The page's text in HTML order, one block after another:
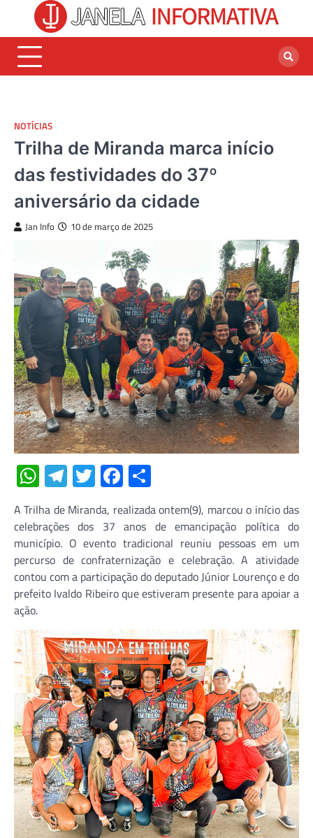
content
NOTÍCIAS
Trilha de Miranda marca início
das festividades do 37º
aniversário da cidade
Jan Info 10 de março de 2025
WhatsApp
Telegram
TwitterFacebook
A Trilha de Miranda, realizada ontem(9), marcou o início das
celebrações dos 37 anos de emancipação política do
município. O evento tradicional reuniu pessoas em um
percurso de confraternização e celebração. A atividade
contou com a participação do deputado Júnior Lourenço e do
prefeito Ivaldo Ribeiro que estiveram presente para apoiar a
ação.